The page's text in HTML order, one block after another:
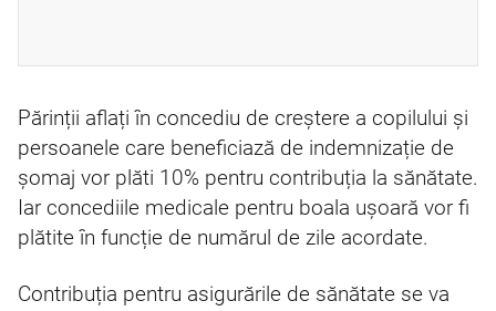
Părinții aflați în concediu de creștere a copilului și
persoanele care beneficiază de indemnizație de
șomaj vor plăti 10% pentru contribuția la sănătate.
Iar concediile medicale pentru boala ușoară vor fi
plătite în funcție de numărul de zile acordate.
Contribuția pentru asigurările de sănătate se va